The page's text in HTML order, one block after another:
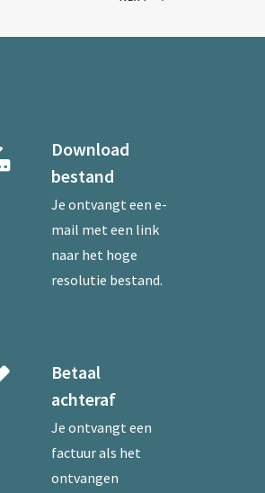
Download
bestand
Je ontvangt een e-
mail met een link
naar het hoge
resolutie bestand.
Betaal
achteraf
Je ontvangt een
factuur als het
ontvangen